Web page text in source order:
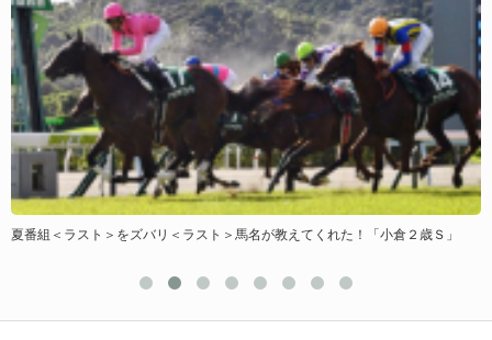
夏番組＜ラスト＞をズバリ＜ラスト＞馬名が教えてくれた！「小倉２歳Ｓ」